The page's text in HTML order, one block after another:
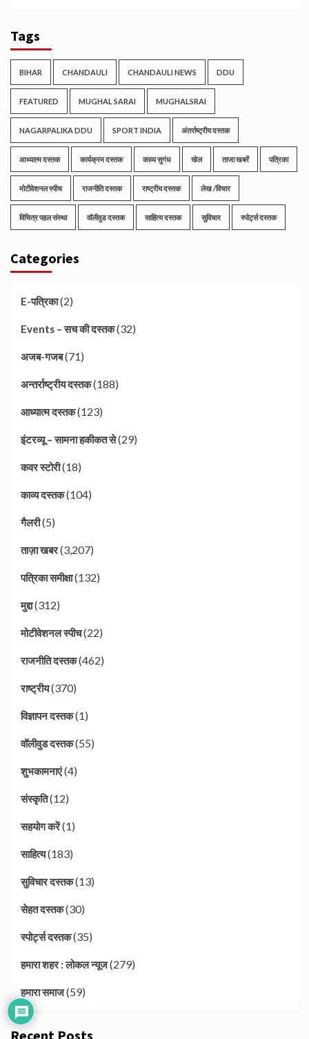
Tags
BIHAR CHANDAULI CHANDAULI NEWS DDU
FEATURED MUGHAL SARAI MUGHALSRAI
NAGARPALIKA DDU SPORT INDIA अंतर्राष्ट्रीय दस्तक
आध्यात्म दस्तक कार्यक्रम दस्तक काव्य सुगंध खेल ताजा खबरें पत्रिका
मोटीवेशनल स्पीच राजनीति दस्तक राष्ट्रीय दस्तक लेख /विचार
विचित्र पहल संस्था वॉलीवुड दस्तक साहित्य दस्तक सुविचार स्पोर्ट्स दस्तक
Categories
E-पत्रिका(2)
Events – सच की दस्तक(32)
अजब-गजब(71)
अन्तर्राष्ट्रीय दस्तक(188)
आध्यात्म दस्तक(123)
इंटरव्यू – सामना हकीकत से(29)
कवर स्टोरी(18)
काव्य दस्तक(104)
गैलरी(5)
ताज़ा खबर(3,207)
पत्रिका समीक्षा(132)
मुद्दा(312)
मोटीवेशनल स्पीच(22)
राजनीति दस्तक(462)
राष्ट्रीय(370)
विज्ञापन दस्तक(1)
वॉलीवुड दस्तक(55)
शुभकामनाएं(4)
संस्कृति(12)
सहयोग करें(1)
साहित्य(183)
सुविचार दस्तक(13)
सेहत दस्तक(30)
स्पोर्ट्स दस्तक(35)
हमारा शहर : लोकल न्यूज(279)
हमारा समाज(59)
Recent Posts